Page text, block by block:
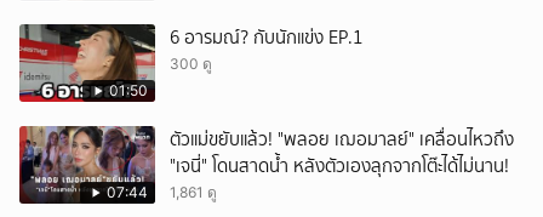
01:50
6 อารมณ์? กับนักแข่ง EP.1
300 ดู
07:44
ตัวแม่ขยับแล้ว! "พลอย เฌอมาลย์" เคลื่อนไหวถึง
"เจนี่" โดนสาดน้ำ หลังตัวเองลุกจากโต๊ะได้ไม่นาน!
1,861 ดู